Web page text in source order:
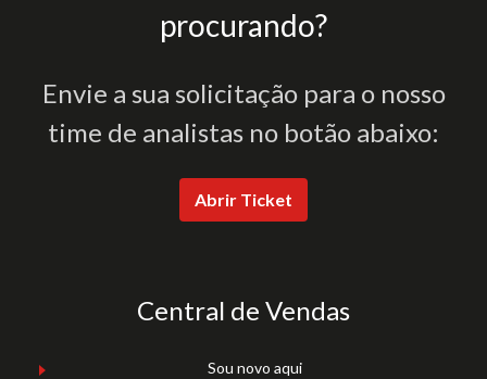
procurando?
Envie a sua solicitação para o nosso
time de analistas no botão abaixo:
Abrir Ticket
Central de Vendas
Sou novo aqui